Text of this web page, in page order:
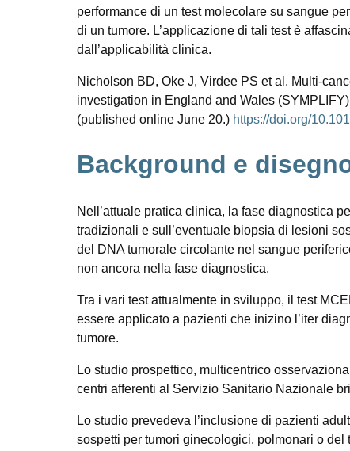
performance di un test molecolare su sangue
di un tumore. L’applicazione di tali test è
dall’applicabilità clinica.
Nicholson BD, Oke J, Virdee PS et al. Multi-
investigation in England and Wales
(published online June 20.) https://doi.org/
Background e
Nell’attuale pratica clinica, la fase diagnostica
tradizionali e sull’eventuale biopsia di lesioni
del DNA tumorale circolante nel sangue
non ancora nella fase diagnostica.
Tra i vari test attualmente in sviluppo, il test
essere applicato a pazienti che inizino l’iter
tumore.
Lo studio prospettico, multicentrico
centri afferenti al Servizio Sanitario Nazionale
Lo studio prevedeva l’inclusione di pazienti
sospetti per tumori ginecologici, polmonari o